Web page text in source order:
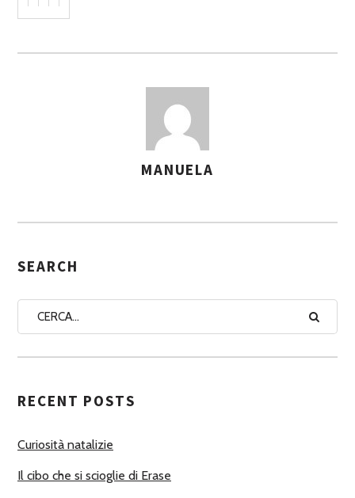
S
G
A
U
O
I
MANUELA
SEARCH
RECENT POSTS
Curiosità natalizie
Il cibo che si scioglie di Erase